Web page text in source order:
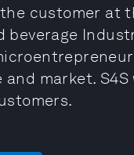
customer at
market.